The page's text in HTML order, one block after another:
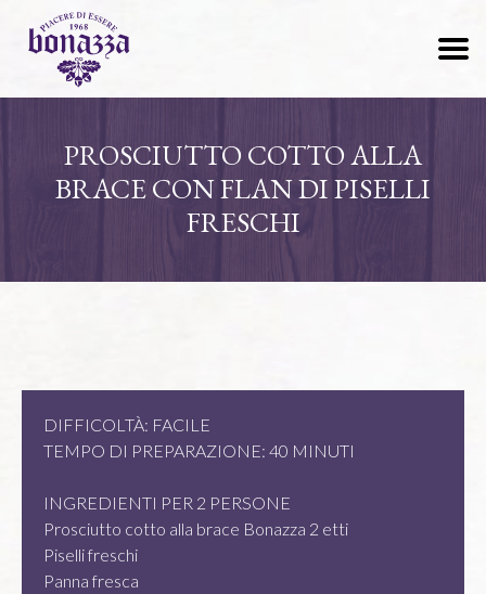
PROSCIUTTO COTTO ALLA
BRACE CON FLAN DI PISELLI
FRESCHI
DIFFICOLTÀ: FACILE
TEMPO DI PREPARAZIONE: 40 MINUTI
INGREDIENTI PER 2 PERSONE
Prosciutto cotto alla brace Bonazza 2 etti
Piselli freschi
Panna fresca